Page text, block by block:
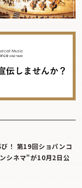
！ 第19回ショパンコ
シネマ”が10月2日公